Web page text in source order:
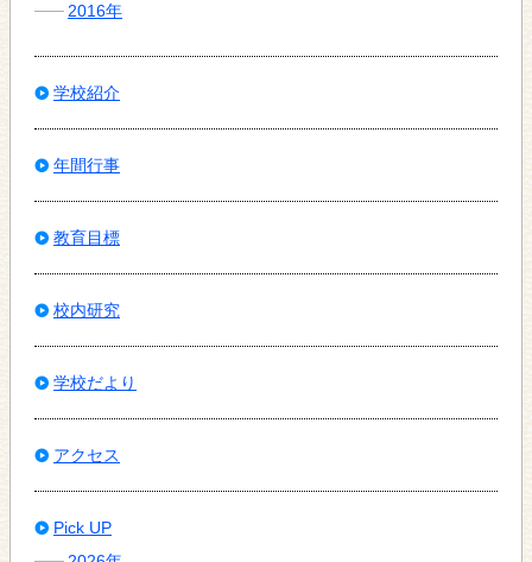
2016年
学校紹介
年間行事
教育目標
校内研究
学校だより
アクセス
Pick UP